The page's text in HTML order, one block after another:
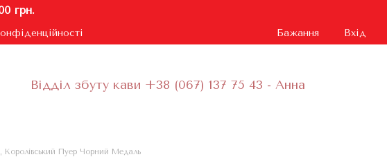
грн.
Бажання Вхід
Відділ збуту кави +38 (067) 137 75 43 - Анна
Королівський Пуер Чорний Медаль